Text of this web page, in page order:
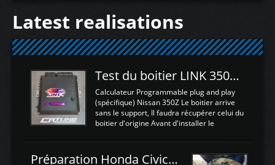
Latest realisations
Test du boitier LINK 350Z Plugin ECU
Calculateur Programmable plug and play
(spécifique) Nissan 350Z Le boitier arrive
sans le support, Il faudra récupérer celui du
boitier d'origine Avant d'installer le
d'envoyer l'information de la large bande
Préparation Honda Civic Type R FK2